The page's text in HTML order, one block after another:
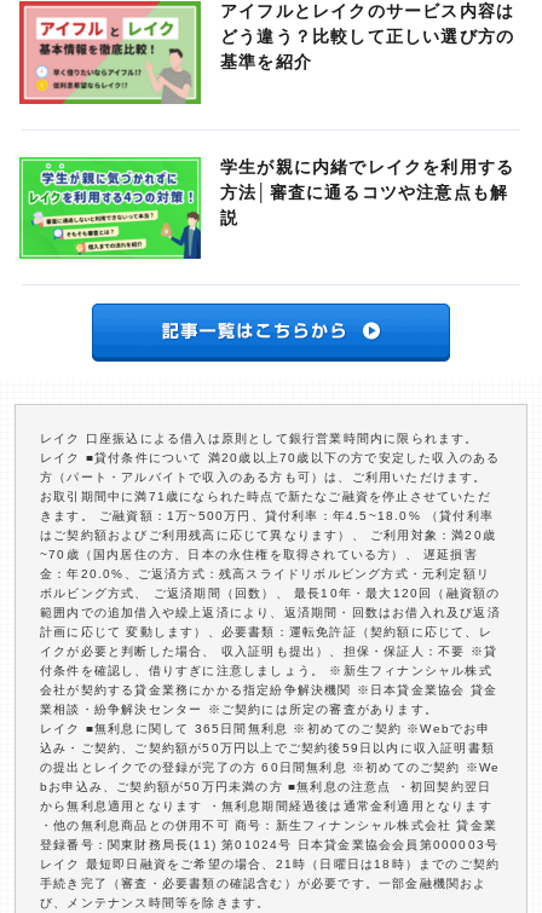
アイフルとレイクのサービス内容は
どう違う？比較して正しい選び方の
基準を紹介
学生が親に内緒でレイクを利用する
方法│審査に通るコツや注意点も解
説
レイク 口座振込による借入は原則として銀行営業時間内に限られます。
レイク ■貸付条件について 満20歳以上70歳以下の方で安定した収入のある
方（パート・アルバイトで収入のある方も可）は、ご利用いただけます。
お取引期間中に満71歳になられた時点で新たなご融資を停止させていただ
きます。 ご融資額：1万~500万円、貸付利率：年4.5~18.0% （貸付利率
はご契約額およびご利用残高に応じて異なります）、 ご利用対象：満20歳
~70歳（国内居住の方、日本の永住権を取得されている方）、 遅延損害
金：年20.0%、ご返済方式：残高スライドリボルビング方式・元利定額リ
ボルビング方式、 ご返済期間（回数）、 最長10年・最大120回（融資額の
範囲内での追加借入や繰上返済により、返済期間・回数はお借入れ及び返済
計画に応じて 変動します）、必要書類：運転免許証（契約額に応じて、レ
イクが必要と判断した場合、 収入証明も提出）、担保・保証人：不要 ※貸
付条件を確認し、借りすぎに注意しましょう。 ※新生フィナンシャル株式
会社が契約する貸金業務にかかる指定紛争解決機関 ※日本貸金業協会 貸金
業相談・紛争解決センター ※ご契約には所定の審査があります。
レイク ■無利息に関して 365日間無利息 ※初めてのご契約 ※Webでお申
込み・ご契約、ご契約額が50万円以上でご契約後59日以内に収入証明書類
の提出とレイクでの登録が完了の方 60日間無利息 ※初めてのご契約 ※We
bお申込み、ご契約額が50万円未満の方 ■無利息の注意点 ・初回契約翌日
から無利息適用となります ・無利息期間経過後は通常金利適用となります
・他の無利息商品との併用不可 商号：新生フィナンシャル株式会社 貸金業
登録番号：関東財務局長(11) 第01024号 日本貸金業協会会員第000003号
レイク 最短即日融資をご希望の場合、21時（日曜日は18時）までのご契約
手続き完了（審査・必要書類の確認含む）が必要です。一部金融機関およ
び、メンテナンス時間等を除きます。